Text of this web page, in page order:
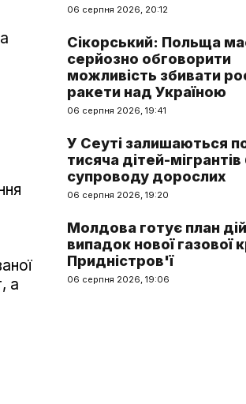
а
06 серпня 2026, 20:12
Сікорський: Польща
серйозно обговорити
можливість збивати
ракети над Україною
06 серпня 2026, 19:41
У Сеуті залишаються
тисяча дітей-мігрантів
супроводу дорослих
06 серпня 2026, 19:20
Молдова готує план
випадок нової газової
Придністров'ї
06 серпня 2026, 19:06